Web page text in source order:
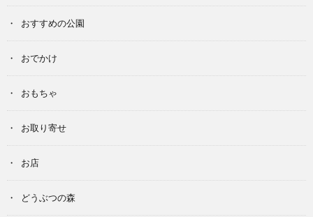
おすすめの公園
おでかけ
おもちゃ
お取り寄せ
お店
どうぶつの森